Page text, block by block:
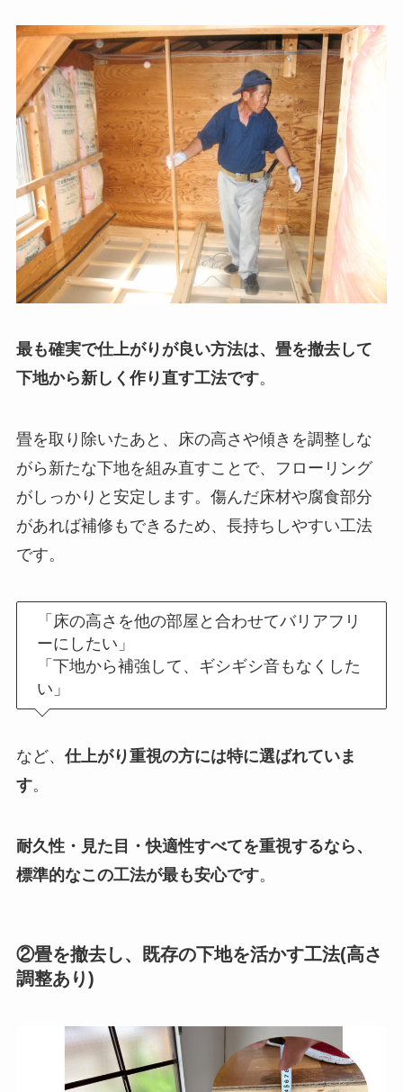
最も確実で仕上がりが良い方法は、畳を撤去して
下地から新しく作り直す工法です。
畳を取り除いたあと、床の高さや傾きを調整しな
がら新たな下地を組み直すことで、フローリング
がしっかりと安定します。傷んだ床材や腐食部分
があれば補修もできるため、長持ちしやすい工法
です。
「床の高さを他の部屋と合わせてバリアフリ
ーにしたい」
「下地から補強して、ギシギシ音もなくした
い」
など、 仕上がり重視の方には特に選ばれていま
す。
耐久性・見た目・快適性すべてを重視するなら、
標準的なこの工法が最も安心です。
②畳を撤去し、既存の下地を活かす工法(高さ
調整あり)